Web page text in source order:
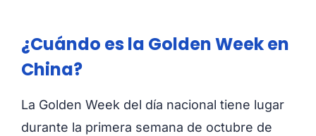
¿Cuándo es la Golden Week en
China?
La Golden Week del día nacional tiene lugar
durante la primera semana de octubre de